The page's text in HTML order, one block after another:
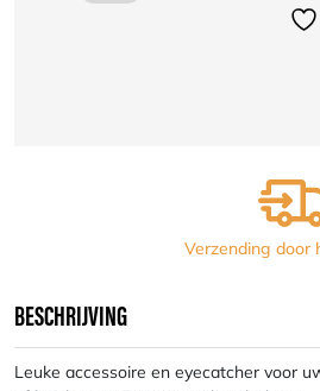
Verzending door
BESCHRIJVING
Leuke accessoire en eyecatcher voor